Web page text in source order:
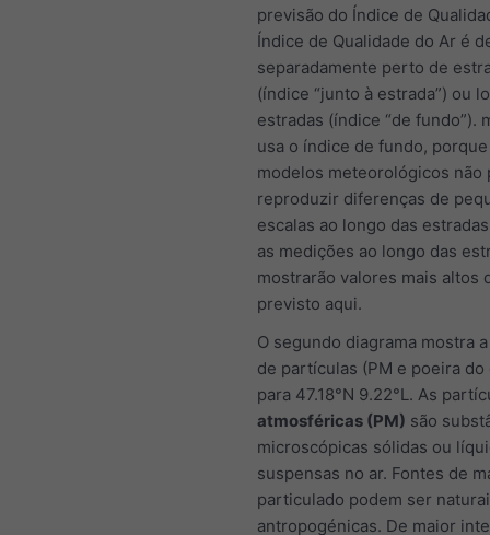
previsão do Índice de
Índice de Qualidade do Ar é
separadamente perto de
(índice “junto à estrada”) ou
estradas (índice “de fundo”).
usa o índice de fundo,
modelos meteorológicos não
reproduzir diferenças de
escalas ao longo das
as medições ao longo das
mostrarão valores mais altos
previsto aqui.
O segundo diagrama mostra
de partículas (PM e poeira
para 47.18°N 9.22°L. As
atmosféricas (PM) são
microscópicas sólidas ou
suspensas no ar. Fontes de
particulado podem ser
antropogénicas. De maior